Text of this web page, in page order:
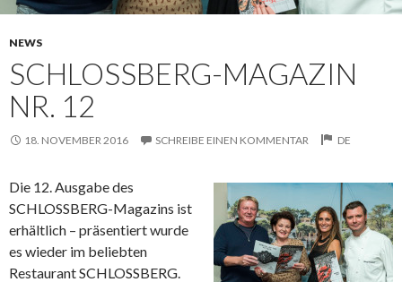
NEWS
SCHLOSSBERG-MAGAZIN
NR. 12
18. NOVEMBER 2016 SCHREIBE EINEN KOMMENTAR DE
Die 12. Ausgabe des
SCHLOSSBERG-Magazins ist
erhältlich – präsentiert wurde
es wieder im beliebten
Restaurant SCHLOSSBERG.